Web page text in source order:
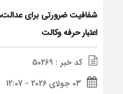
شفافیت ضرورتی برای
اعتبار حرفه وکالت
کد خبر : 50269
03 جولای 2026 - 12:07